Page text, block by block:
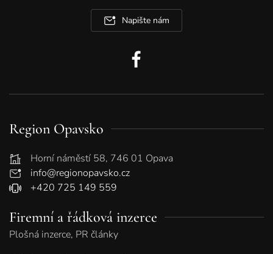
Napište nám
Region Opavsko
Horní náměstí 58, 746 01 Opava
info@regionopavsko.cz
+420 725 149 559
Firemní a řádková inzerce
Plošná inzerce, PR články